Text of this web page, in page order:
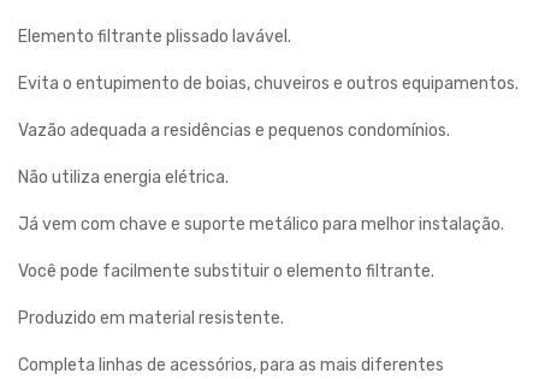
Elemento filtrante plissado lavável.
Evita o entupimento de boias, chuveiros e outros equipamentos.
Vazão adequada a residências e pequenos condomínios.
Não utiliza energia elétrica.
Já vem com chave e suporte metálico para melhor instalação.
Você pode facilmente substituir o elemento filtrante.
Produzido em material resistente.
Completa linhas de acessórios, para as mais diferentes